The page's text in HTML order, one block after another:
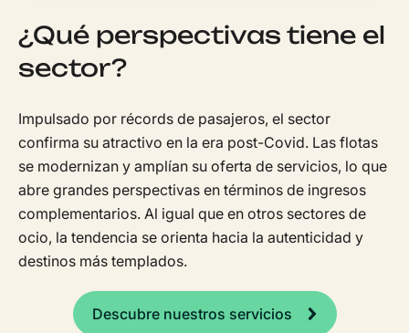
¿Qué perspectivas tiene el
sector?
Impulsado por récords de pasajeros, el sector
confirma su atractivo en la era post-Covid. Las flotas
se modernizan y amplían su oferta de servicios, lo que
abre grandes perspectivas en términos de ingresos
complementarios. Al igual que en otros sectores de
ocio, la tendencia se orienta hacia la autenticidad y
destinos más templados.
Descubre nuestros servicios